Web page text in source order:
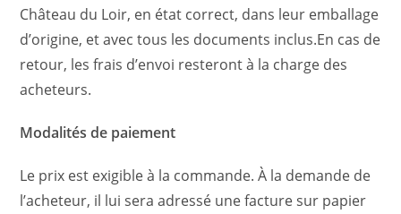
Château du Loir, en état correct, dans leur emballage
d’origine, et avec tous les documents inclus.En cas de
retour, les frais d’envoi resteront à la charge des
acheteurs.
Modalités de paiement
Le prix est exigible à la commande. À la demande de
l’acheteur, il lui sera adressé une facture sur papier